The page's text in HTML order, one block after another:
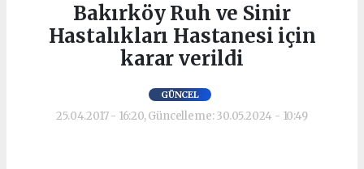
Bakırköy Ruh ve Sinir
Hastalıkları Hastanesi için
karar verildi
GÜNCEL
25.04.2017 - 16:20, Güncelleme: 30.05.2024 - 10:49